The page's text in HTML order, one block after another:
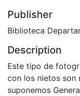
Publisher
Biblioteca
Description
Este tipo de
con los nietos son
suponemos